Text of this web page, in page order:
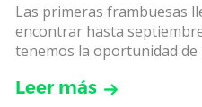
Las primeras frambuesas
encontrar hasta
tenemos la oportunidad de
Leer más